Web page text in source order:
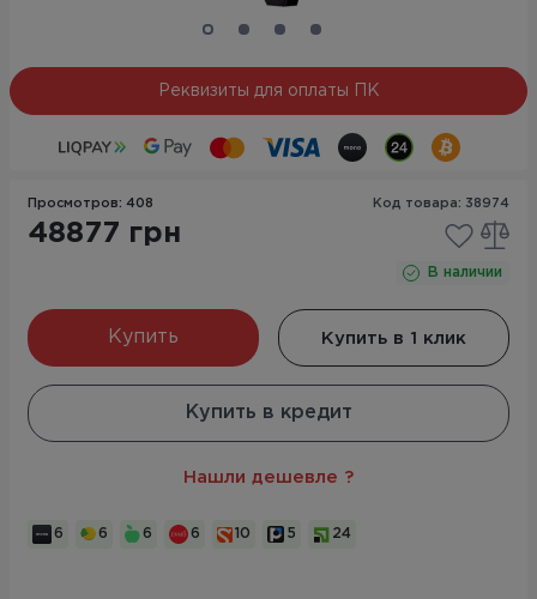
Реквизиты для оплаты ПК
Просмотров: 408 Код товара: 38974
48877 грн
В наличии
Купить
Купить в кредит
Купить в 1 клик
Нашли дешевле ?
6 6 6 6 10 5 24